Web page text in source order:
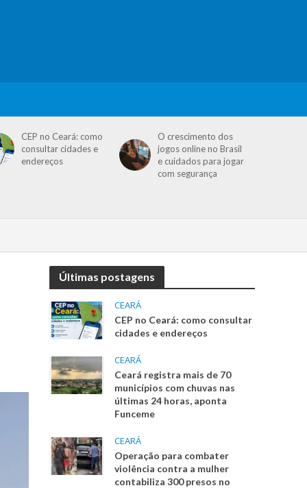
CEP no Ceará: como
consultar cidades e
endereços
O crescimento dos
jogos online no Brasil
e cuidados para jogar
com segurança
Últimas postagens
CEARÁ
CEP no Ceará: como consultar
cidades e endereços
CEARÁ
Ceará registra mais de 70
municípios com chuvas nas
últimas 24 horas, aponta
Funceme
CEARÁ
Operação para combater
violência contra a mulher
contabiliza 300 presos no